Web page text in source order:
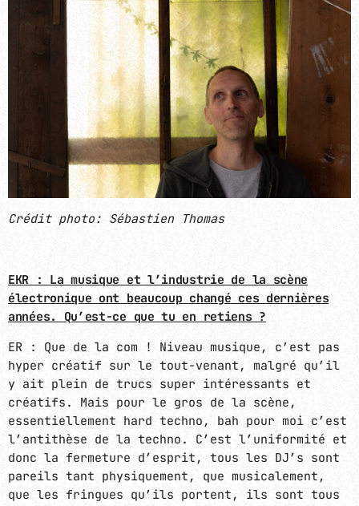
Crédit photo: Sébastien Thomas
EKR : La musique et l’industrie de la scène
électronique ont beaucoup changé ces dernières
années. Qu’est-ce que tu en retiens ?
ER : Que de la com ! Niveau musique, c’est pas
hyper créatif sur le tout-venant, malgré qu’il
y ait plein de trucs super intéressants et
créatifs. Mais pour le gros de la scène,
essentiellement hard techno, bah pour moi c’est
l’antithèse de la techno. C’est l’uniformité et
donc la fermeture d’esprit, tous les DJ’s sont
pareils tant physiquement, que musicalement,
que les fringues qu’ils portent, ils sont tous